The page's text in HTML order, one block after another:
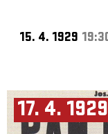
15. 4. 1929
17. 4. 1929